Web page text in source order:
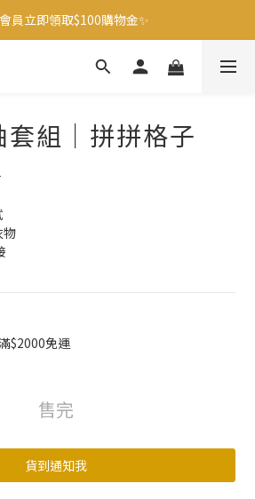
會包/成人圍裙 單件9折 第2件88折 🌟
員立即領取$100購物金✨
好友募集中 送$50購物金✨
套組｜拼拼格子
物
$2000免運
售完
貨到通知我